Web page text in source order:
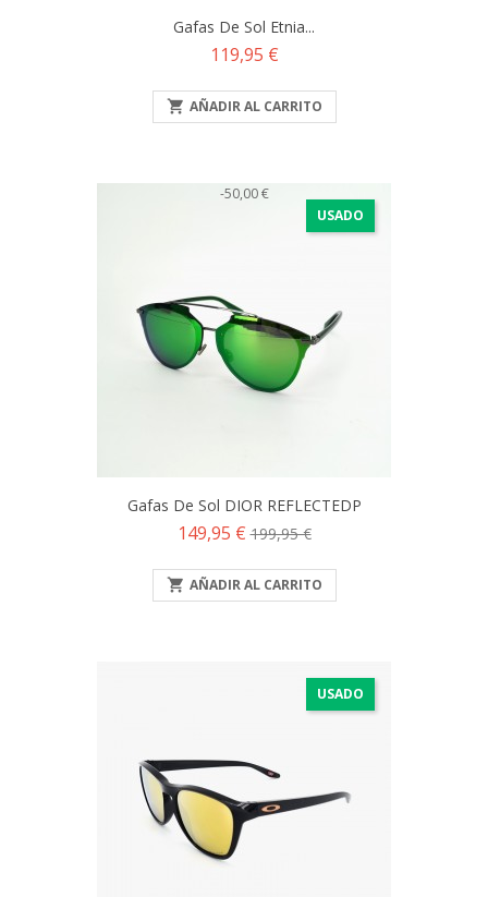
Gafas De Sol Etnia...
Precio
119,95 €
 AÑADIR AL CARRITO
USADO
-50,00 €
Gafas De Sol DIOR REFLECTEDP
Precio
149,95 €Precio
199,95 €
 AÑADIR AL CARRITO
USADO